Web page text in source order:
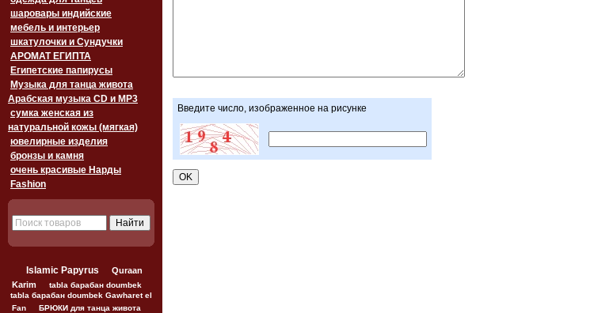
шаровары индийские
мебель и интерьер
шкатулочки и Сундучки
АРОМАТ ЕГИПТА
Египетские папирусы
Музыка для танца живота
Арабская музыка CD и MP3
сумка женская из
натуральной кожы (мягкая)
ювелирные изделия
бронзы и камня
очень красивые Нарды
Fashion
Islamic Papyrus
Quraan
Karim
tabla барабан doumbek
tabla барабан doumbek Gawharet el
Fan
БРЮКИ для танца живота
Введите число, изображенное на рисунке